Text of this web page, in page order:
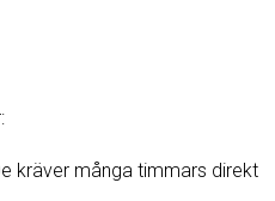
kräver många timmars direkt